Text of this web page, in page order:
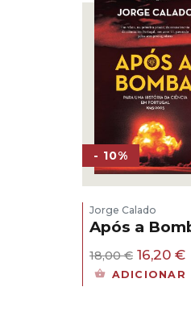
- 10%
Jorge Calado
Após a
18,00€ O
preço
16,20 €O
ADICIONAR